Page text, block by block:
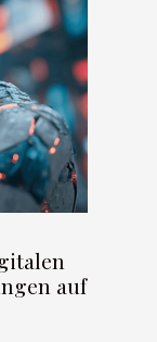
auf